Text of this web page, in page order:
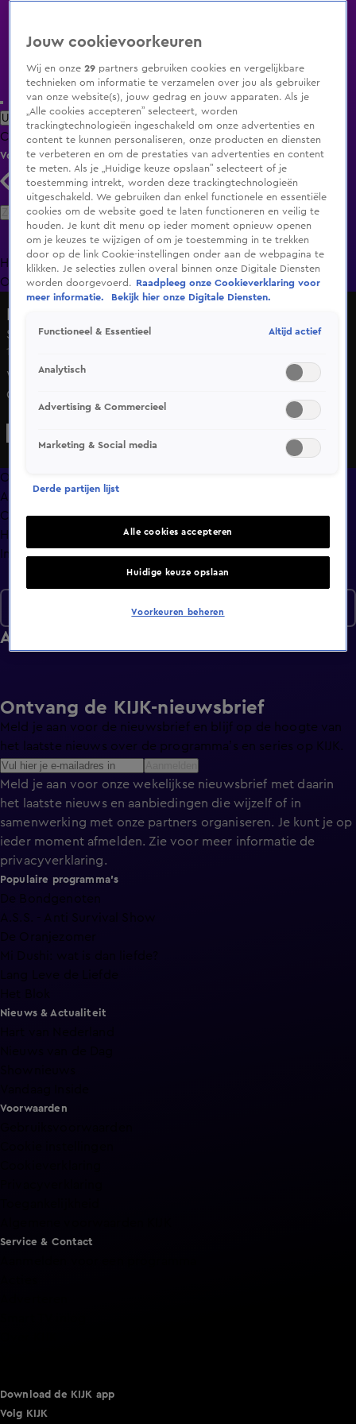
Uitzending Gemist Populaire programma's Zenders Genres
ClipsFilmsRadioSmart TV inlogShop
Volg KIJK
Zoeken
HomeUitzending Gemist Programma's De Bondgenoten
OranjezomerLivestreamsShop
Seizoen 7, aflevering 14
19 sep 2024, 18:55
Wim laat zich leiden en verleiden door de charmante
Gülcan. En dat leidt hen naar de hottub waar Gülcan
wederom veel indruk maakt. Lars en Sabine zitten wat hun
op sportief gebied wel heel verschillend in de wedstrijd.
Overzicht
Afleveringen
Clips
Hoe is het nu met?
Info
Afleveringen
Ontvang de KIJK-nieuwsbrief
Meld je aan voor de nieuwsbrief en blijf op de hoogte van
het laatste nieuws over de programma’s en series op KIJK.
Meld je aan voor onze wekelijkse nieuwsbrief met daarin
het laatste nieuws en aanbiedingen die wijzelf of in
samenwerking met onze partners organiseren. Je kunt je op
ieder moment afmelden. Zie voor meer informatie de
privacyverklaring.
Populaire programma's
De Bondgenoten
A.S.S. - Anti Survival Show
De Oranjezomer
Mi Dushi: wat is dan liefde?
Nieuws & Actualiteit
Voorwaarden
Service & Contact
Download de KIJK app
Volg KIJK
Jouw cookievoorkeuren
Wij en onze29 partners gebruiken cookies en vergelijkbare
technieken om informatie te verzamelen over jou als gebruiker
van onze website(s), jouw gedrag en jouw apparaten. Als je
„Alle cookies accepteren” selecteert, worden
trackingtechnologieën ingeschakeld om onze advertenties en
content te kunnen personaliseren, onze producten en diensten
te verbeteren en om de prestaties van advertenties en content
te meten. Als je „Huidige keuze opslaan” selecteert of je
toestemming intrekt, worden deze trackingtechnologieën
uitgeschakeld. We gebruiken dan enkel functionele en essentiële
cookies om de website goed te laten functioneren en veilig te
houden. Je kunt dit menu op ieder moment opnieuw openen
om je keuzes te wijzigen of om je toestemming in te trekken
door op de link Cookie-instellingen onder aan de webpagina te
klikken. Je selecties zullen overal binnen onze Digitale Diensten
worden doorgevoerd.
Raadpleeg onze Cookieverklaring voor
meer informatie.
Bekijk hier onze Digitale Diensten.
Functioneel & Essentieel Altijd actief
Analytisch
Advertising & Commercieel
Marketing & Social media
Derde partijen lijst
Alle cookies accepteren
Huidige keuze opslaan
Voorkeuren beheren